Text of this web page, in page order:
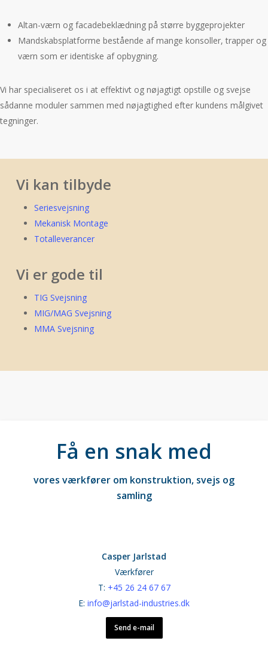
Altan-værn og facadebeklædning på større byggeprojekter
Mandskabsplatforme bestående af mange konsoller, trapper og
værn som er identiske af opbygning.
Vi har specialiseret os i at effektivt og nøjagtigt opstille og svejse
sådanne moduler sammen med nøjagtighed efter kundens målgivet
tegninger.
Vi kan tilbyde
Seriesvejsning
Mekanisk Montage
Totalleverancer
Vi er gode til
TIG Svejsning
MIG/MAG Svejsning
MMA Svejsning
Få en snak med
vores værkfører om konstruktion, svejs og
samling
Casper Jarlstad
Værkfører
T: +45 26 24 67 67
E: info@jarlstad-industries.dk
Send e-mail